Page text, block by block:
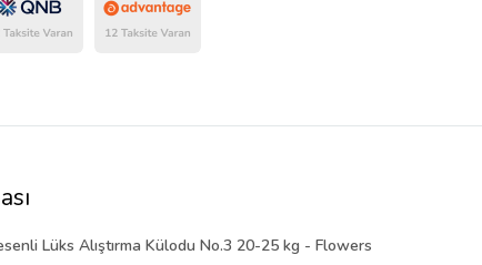
Lüks Alıştırma Külodu No.3 20-25 kg - Flowers